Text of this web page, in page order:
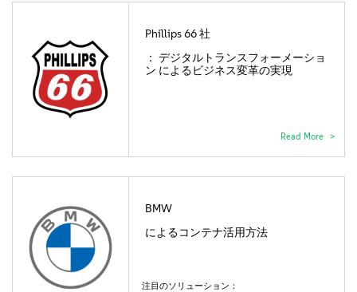
Phillips 66 社
： デジタルトランスフォーメーショ
ン によるビジネス変革の実現
Read More
BMW
によるコンテナ活用方法
注目のソリューション：